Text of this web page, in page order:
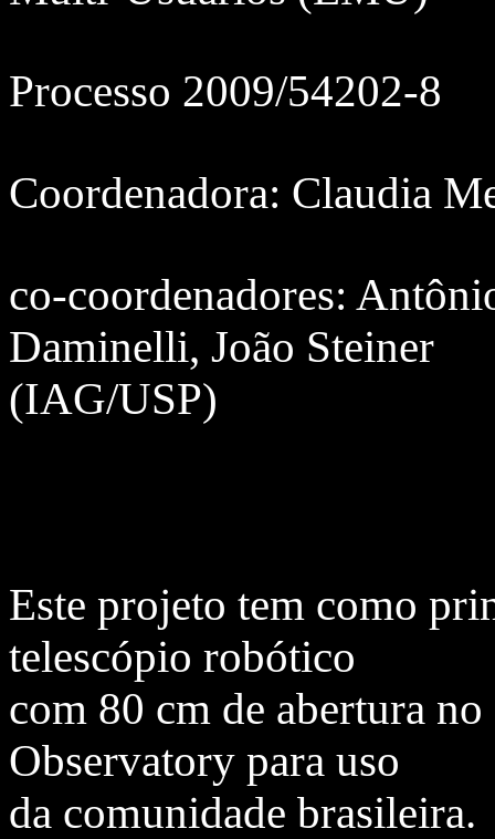
Processo 2009/54202-8
Coordenadora: Claudia
co-coordenadores:
Daminelli, João Steiner
(IAG/USP)
Este projeto tem como
telescópio robótico
com 80 cm de abertura
Observatory para uso
da comunidade